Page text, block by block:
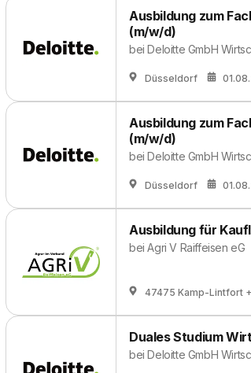
Ausbildung zum
(m/w/d)
beiDeloitte GmbH
Düsseldorf
Ausbildung zum
(m/w/d)
beiDeloitte GmbH
Düsseldorf
Ausbildung für
beiAgri V Raiffeisen eG
47475 Kamp-Lintfort
Duales Studium
beiDeloitte GmbH